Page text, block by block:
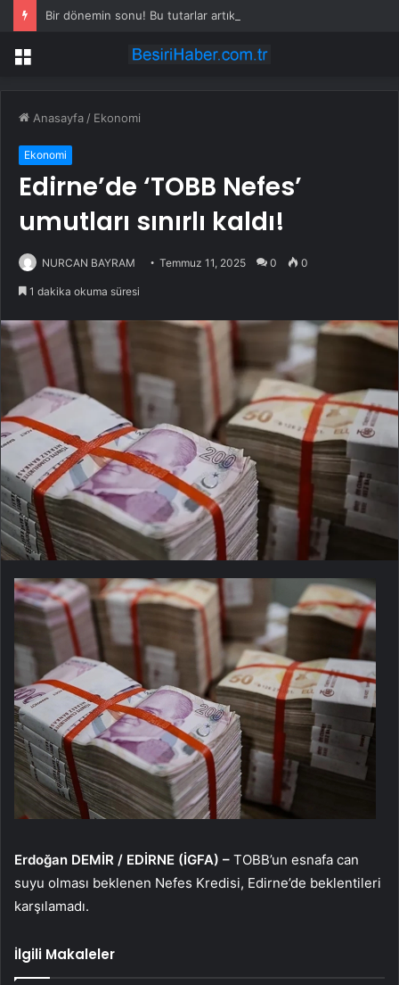
Menü
Anasayfa / Ekonomi
Ekonomi
Edirne’de ‘TOBB Nefes’
umutları sınırlı kaldı!
NURCAN BAYRAM Temmuz 11, 2025 0 0
1 dakika okuma süresi
Erdoğan DEMİR / EDİRNE (İGFA) – TOBB’un esnafa can
suyu olması beklenen Nefes Kredisi, Edirne’de beklentileri
karşılamadı.
İlgili Makaleler